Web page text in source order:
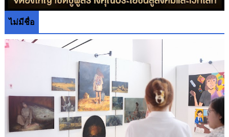
ไม่มีชื่อ